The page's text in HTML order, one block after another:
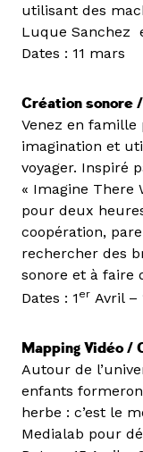
utilisant des
Luque Sanchez
Dates : 11 mars
Création sonore
Venez en
imagination et
voyager. Inspiré
« Imagine There
pour deux
coopération,
rechercher des
sonore et à faire
Dates : 1 er Avril –
Mapping Vidéo /
Autour de
enfants
herbe : c’est le
Medialab pour